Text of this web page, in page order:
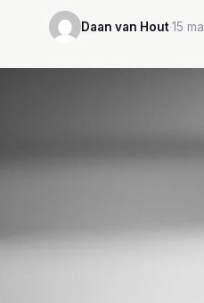
Daan van Hout·15